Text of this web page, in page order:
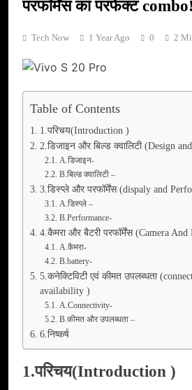
परफॉर्मेंस का परफेक्ट combo!
Tech Now 1 Year Ago 0 2
Table of Contents
1.परिचय(Introduction )
2.डिजाइन और बिल्ड क्वालिटी (Design
A.डिजाइन-
B.बिल्ड क्वालिटी –
3.डिस्प्ले और परफॉर्मेंस (dispaly and
A.डिस्प्ले –
B.Performance-
4.कैमरा और बैटरी परफॉर्मेंस (Camera And
A.कैमरा-
B.battery-
5.कनेक्टिविटी एवं कीमत उपलब्धता
availability )
A.Connectivity-
B.कीमत और उपलब्धता –
6.निष्कर्ष
1.परिचय(Introduction )